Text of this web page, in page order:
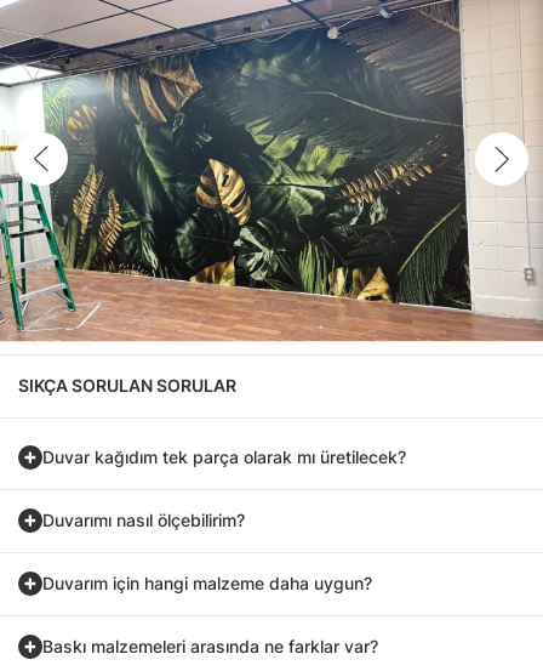
SIKÇA SORULAN SORULAR
Duvar kağıdım tek parça olarak mı üretilecek?
Duvarımı nasıl ölçebilirim?
Duvarım için hangi malzeme daha uygun?
Baskı malzemeleri arasında ne farklar var?